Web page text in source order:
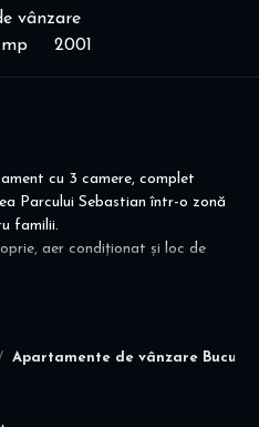
vânzare
2001
Apartamente de vânzare
cu 3 camere, complet
Parcului Sebastian într-o zonă
familii.
aer condiționat și loc de
bloc cu 8 nivele, construit în